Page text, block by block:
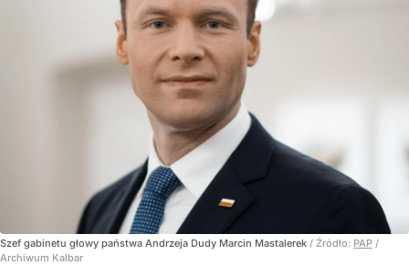
Szef gabinetu głowy państwa Andrzeja Dudy Marcin Mastalerek / Źródło: PAP /
Archiwum Kalbar